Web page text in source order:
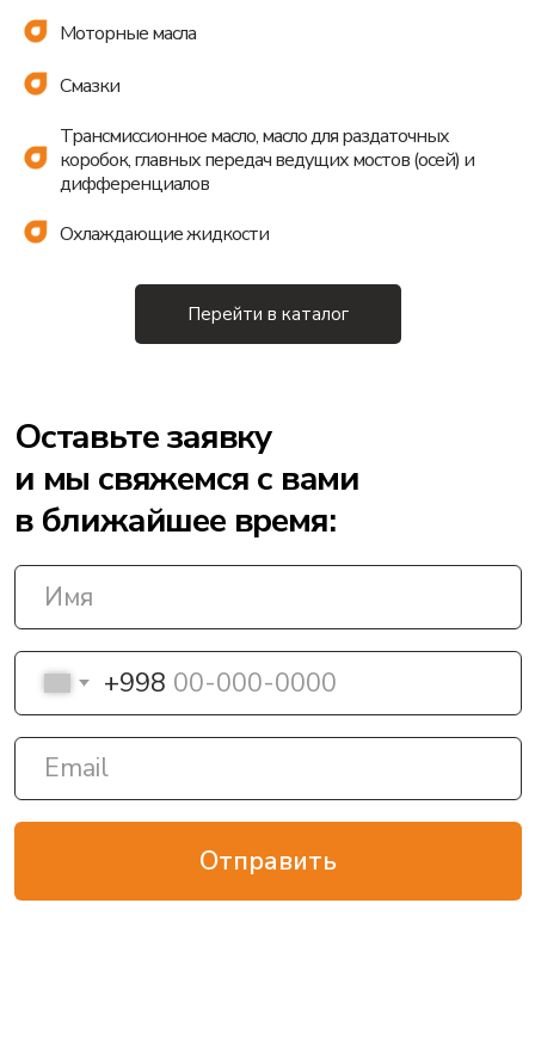
Моторные масла
Смазки
Трансмиссионное масло, масло для раздаточных
коробок, главных передач ведущих мостов (осей) и
дифференциалов
Охлаждающие жидкости
Перейти в каталог
Отправить
Оставьте заявку
и мы свяжемся с вами